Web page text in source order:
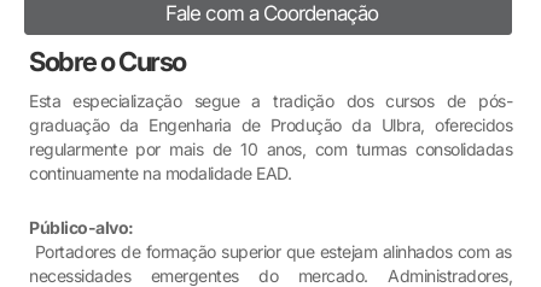
Pós-graduação
Educação a Distância
Pesquisa
Extensão
Infraestrutura e Serviços
Sobre a ULBRA
Fale com a Coordenação
Sobre o Curso
Esta especialização segue a tradição dos cursos de pós-
graduação da Engenharia de Produção da Ulbra, oferecidos
regularmente por mais de 10 anos, com turmas consolidadas
continuamente na modalidade EAD.
Público-alvo:
Portadores de formação superior que estejam alinhados com as
necessidades emergentes do mercado. Administradores,